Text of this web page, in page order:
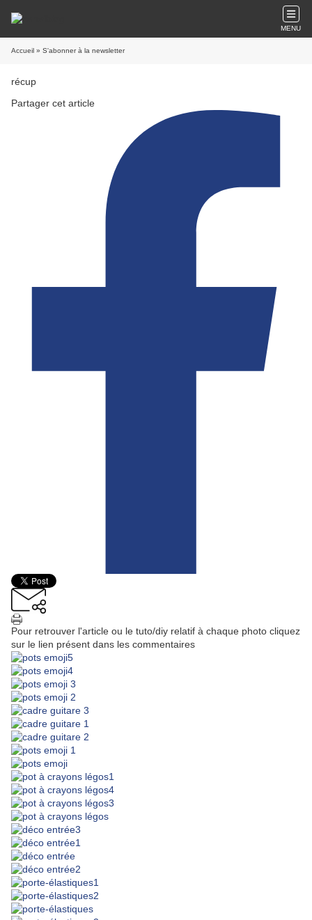
MENU
Accueil » S'abonner à la newsletter
récup
Partager cet article
Pour retrouver l'article ou le tuto/diy relatif à chaque photo cliquez
sur le lien présent dans les commentaires